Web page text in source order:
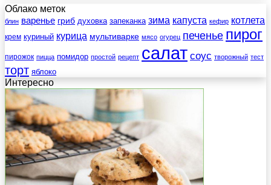
Облако меток
блин варенье гриб духовка запеканка зима капуста кефир котлета
крем куриный курица мультиварке мясо огурец печенье пирог
пирожок пицца помидор простой рецепт салат соус творожный тест
торт яблоко
Интересно